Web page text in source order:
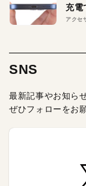
充電
アクセ
SNS
最新記事やお知ら
ぜひフォローをお